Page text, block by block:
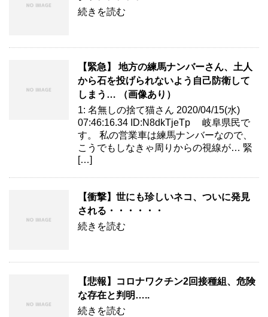
続きを読む
【緊急】 地方の練馬ナンバーさん、土人
から石を投げられないよう自己防衛して
しまう… （画像あり）
1: 名無しの捨て猫さん 2020/04/15(水)
07:46:16.34 ID:N8dkTjeTp 岐阜県民で
す。 私の営業車は練馬ナンバーなので、
こうでもしなきゃ周りからの視線が… 緊
[…]
【衝撃】世にも珍しいネコ、ついに発見
される・・・・・・
続きを読む
【悲報】コロナワクチン2回接種組、危険
な存在と判明…..
続きを読む